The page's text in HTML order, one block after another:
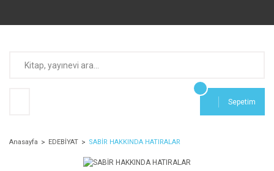
Sepetim
Anasayfa EDEBİYAT SABİR HAKKINDA HATIRALAR